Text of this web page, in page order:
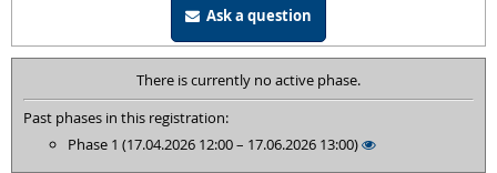
Ask a question
There is currently no active phase.
Past phases in this registration:
Phase 1 (17.04.2026 12:00 – 17.06.2026 13:00)